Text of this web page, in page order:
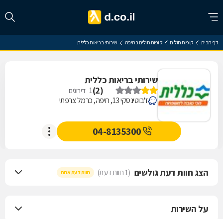
דף הבית קופות חולים קופות חולים בחיפה שירותי בריאות כללית
שירותי בריאות כללית
(
2
)
1 דירוגים
ז'בוטינסקי 13, חיפה, כרמל צרפתי
04-8135300
הצג חוות דעת גולשים (1 חוות דעת) חוות דעת אחת
על השירות